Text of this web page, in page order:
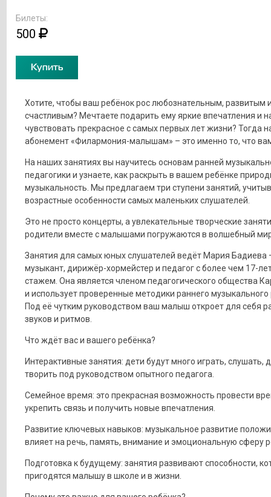
Билеты:
500
Купить
Хотите, чтобы ваш ребёнок рос любознательным, развитым
счастливым? Мечтаете подарить ему яркие впечатления и
чувствовать прекрасное с самых первых лет жизни? Тогда
абонемент «Филармония-малышам» – это именно то, что
На наших занятиях вы научитесь основам ранней
педагогики и узнаете, как раскрыть в вашем ребёнке
музыкальность. Мы предлагаем три ступени занятий,
возрастные особенности самых маленьких слушателей.
Это не просто концерты, а увлекательные творческие
родители вместе с малышами погружаются в волшебный
Занятия для самых юных слушателей ведёт Мария Бадиева
музыкант, дирижёр-хормейстер и педагог с более чем 17-
стажем. Она является членом педагогического общества
и использует проверенные методики раннего музыкального
Под её чутким руководством ваш малыш откроет для себя
звуков и ритмов.
Что ждёт вас и вашего ребёнка?
Интерактивные занятия: дети будут много играть, слушать,
творить под руководством опытного педагога.
Семейное время: это прекрасная возможность провести
укрепить связь и получить новые впечатления.
Развитие ключевых навыков: музыкальное развитие
влияет на речь, память, внимание и эмоциональную сферу
Подготовка к будущему: занятия развивают способности,
пригодятся малышу в школе и в жизни.